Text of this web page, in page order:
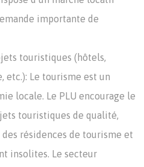
importante de
touristiques (hôtels,
etc.): Le tourisme est un
locale. Le PLU encourage le
touristiques de qualité,
résidences de tourisme et
insolites. Le secteur